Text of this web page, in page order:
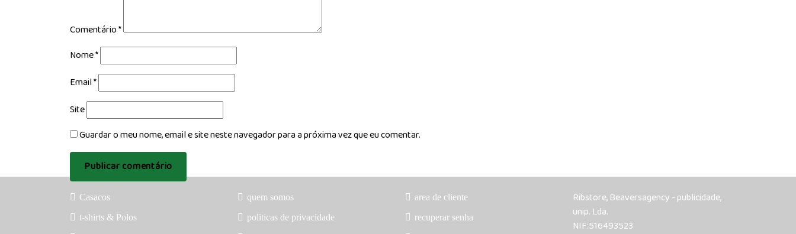
Comentário*
Nome*
Email*
Site
Guardar o meu nome, email e site neste navegador para a próxima vez que eu comentar.
Casacos
t-shirts & Polos
quem somos
politicas de privacidade
area de cliente
recuperar senha
Ribstore, Beaversagency - publicidade,
unip. Lda.
NIF:516493523